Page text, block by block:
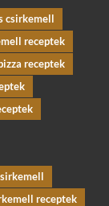
csirkemell
receptek
receptek
receptek